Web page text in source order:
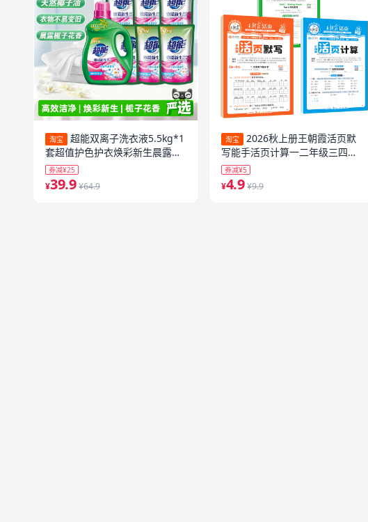
淘宝
超能双离子洗衣液5.5kg*1
套超值护色护衣焕彩新生晨露栀
子香
券减¥25
¥39.9 ¥64.9
淘宝
2026秋上册王朝霞活页默
写能手活页计算一二年级三四五
六年级一课一练凑十法计算能手
数学语文专项积累英语字词句试
卷活页默写计算
券减¥5
¥4.9 ¥9.9